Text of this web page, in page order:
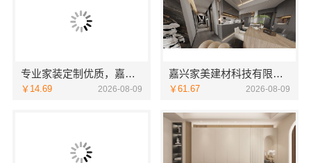
专业家装定制优质，嘉兴绿色之家建材科技有限公司
￥14.69 2026-08-09
嘉兴家美建材科技有限公司-南湖区精装房装修服务
￥61.67 2026-08-09